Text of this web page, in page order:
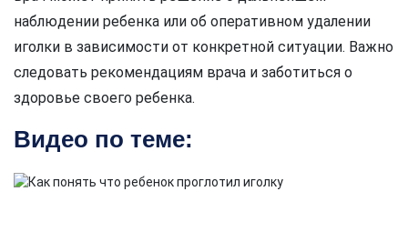
наблюдении ребенка или об оперативном удалении
иголки в зависимости от конкретной ситуации. Важно
следовать рекомендациям врача и заботиться о
здоровье своего ребенка.
Видео по теме: